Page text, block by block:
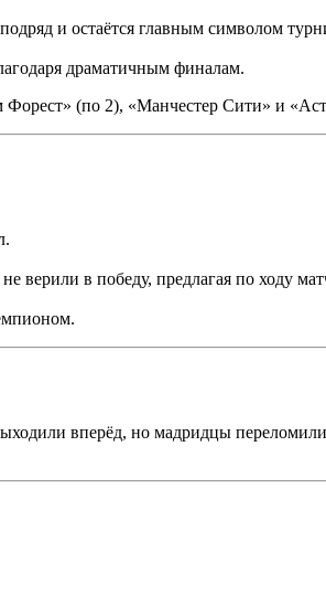
и остаётся главным символом
драматичным финалам.
(по 2), «Манчестер Сити» и
верили в победу, предлагая по ходу
вперёд, но мадридцы переломили